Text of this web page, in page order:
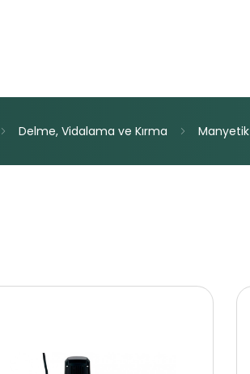
Delme, Vidalama ve Kırma Manyetik